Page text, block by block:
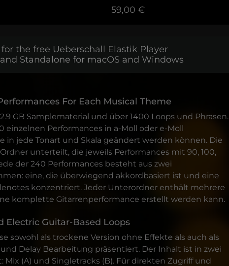
59,00 €
the free Ueberschall Elastik Player
and Standalone for macOS and Windows
For Each Musical Theme
GB Samplematerial und über 1400 Loops und Phrasen.
einzelnen Performances in a-Moll oder e-Moll
in jede Tonart und Skala geändert werden können. Die
unterteilt, die jeweils Performances mit 90, 100,
der 240 Performances besteht aus zwei
eine, die überwiegend akkordbasiert ist und eine
konzentriert. Jeder Unterordner enthält mehrere
komplette Gitarrenperformance erstellt werden kann.
Electric Guitar-Based Loops
sowohl als trockene Version ohne Effekte als auch als
Delay Bearbeitung präsentiert. Der Inhalt ist in zwei
(A) und Singletracks (B). Für direkten Zugriff und